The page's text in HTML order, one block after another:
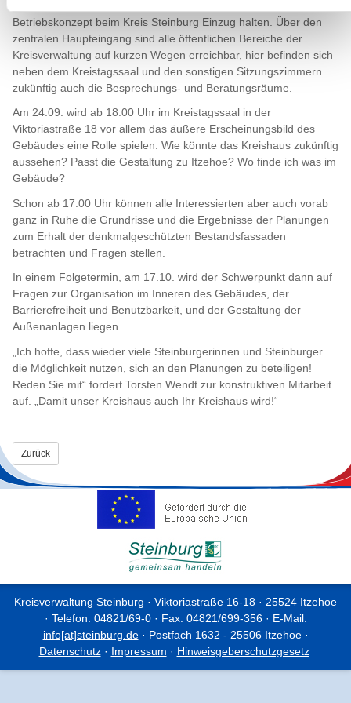
Betriebskonzept beim Kreis Steinburg Einzug halten. Über den
zentralen Haupteingang sind alle öffentlichen Bereiche der
Kreisverwaltung auf kurzen Wegen erreichbar, hier befinden sich
neben dem Kreistagssaal und den sonstigen Sitzungszimmern
zukünftig auch die Besprechungs- und Beratungsräume.
Am 24.09. wird ab 18.00 Uhr im Kreistagssaal in der
Viktoriastraße 18 vor allem das äußere Erscheinungsbild des
Gebäudes eine Rolle spielen: Wie könnte das Kreishaus zukünftig
aussehen? Passt die Gestaltung zu Itzehoe? Wo finde ich was im
Gebäude?
Schon ab 17.00 Uhr können alle Interessierten aber auch vorab
ganz in Ruhe die Grundrisse und die Ergebnisse der Planungen
zum Erhalt der denkmalgeschützten Bestandsfassaden
betrachten und Fragen stellen.
In einem Folgetermin, am 17.10. wird der Schwerpunkt dann auf
Fragen zur Organisation im Inneren des Gebäudes, der
Barrierefreiheit und Benutzbarkeit, und der Gestaltung der
Außenanlagen liegen.
„Ich hoffe, dass wieder viele Steinburgerinnen und Steinburger
die Möglichkeit nutzen, sich an den Planungen zu beteiligen!
Reden Sie mit“ fordert Torsten Wendt zur konstruktiven Mitarbeit
auf. „Damit unser Kreishaus auch Ihr Kreishaus wird!“
Zurück
Kreisverwaltung Steinburg · Viktoriastraße 16-18 · 25524 Itzehoe
· Telefon: 04821/69-0 · Fax: 04821/699-356 · E-Mail:
info[at]steinburg.de· Postfach 1632 - 25506 Itzehoe ·
Datenschutz· Impressum · Hinweisgeberschutzgesetz